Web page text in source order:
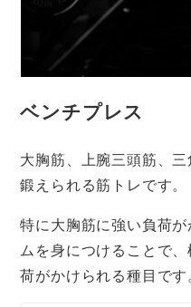
ベンチプレス
大胸筋、上腕三頭筋、
鍛えられる筋トレです。
特に大胸筋に強い負荷
ムを身につけることで
荷がかけられる種目です